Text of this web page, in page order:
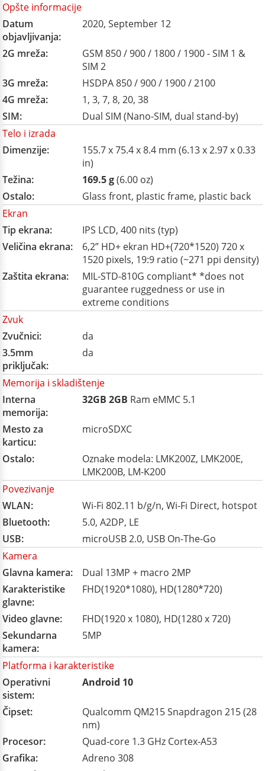
Opšte informacije
Datum
objavljivanja:
2020, September 12
2G mreža:
GSM 850 / 900 / 1800 / 1900 - SIM 1 &
SIM 2
3G mreža:
HSDPA 850 / 900 / 1900 / 2100
4G mreža:
1, 3, 7, 8, 20, 38
SIM:
Dual SIM (Nano-SIM, dual stand-by)
Telo i izrada
Dimenzije:
155.7 x 75.4 x 8.4 mm (6.13 x 2.97 x 0.33
in)
Težina:
169.5 g(6.00 oz)
Ostalo:
Glass front, plastic frame, plastic back
Ekran
Tip ekrana:
IPS LCD, 400 nits (typ)
Veličina ekrana:
6,2” HD+ ekran HD+(720*1520) 720 x
1520 pixels, 19:9 ratio (~271 ppi density)
Zaštita ekrana:
MIL-STD-810G compliant* *does not
guarantee ruggedness or use in
extreme conditions
Zvuk
Zvučnici:
da
3.5mm
priključak:
da
Memorija i skladištenje
Interna
memorija:
32GB 2GB Ram eMMC 5.1
Mesto za
karticu:
microSDXC
Ostalo:
Oznake modela: LMK200Z, LMK200E,
LMK200B, LM-K200
Povezivanje
WLAN:
Wi-Fi 802.11 b/g/n, Wi-Fi Direct, hotspot
Bluetooth:
5.0, A2DP, LE
USB:
microUSB 2.0, USB On-The-Go
Kamera
Glavna kamera:
Dual 13MP + macro 2MP
Karakteristike
glavne:
FHD(1920*1080), HD(1280*720)
Video glavne:
FHD(1920 x 1080), HD(1280 x 720)
Sekundarna
kamera:
5MP
Platforma i karakteristike
Operativni
sistem:
Android 10
Čipset:
Qualcomm QM215 Snapdragon 215 (28
nm)
Procesor:
Quad-core 1.3 GHz Cortex-A53
Grafika:
Adreno 308